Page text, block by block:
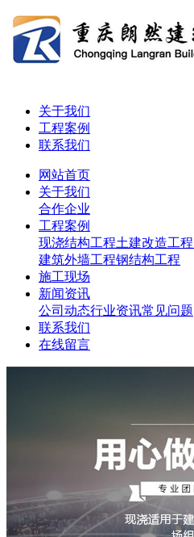
关于我们
工程案例
联系我们
网站首页
关于我们
合作企业
工程案例
现浇结构工程土建改造工程
建筑外墙工程钢结构工程
施工现场
新闻资讯
公司动态行业资讯常见问题
联系我们
在线留言